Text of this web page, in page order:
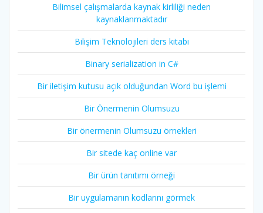
Bilimsel çalışmalarda kaynak kirliliği neden
kaynaklanmaktadır
Bilişim Teknolojileri ders kitabı
Binary serialization in C#
Bir iletişim kutusu açık olduğundan Word bu işlemi
Bir Önermenin Olumsuzu
Bir önermenin Olumsuzu örnekleri
Bir sitede kaç online var
Bir ürün tanıtımı örneği
Bir uygulamanın kodlarını görmek